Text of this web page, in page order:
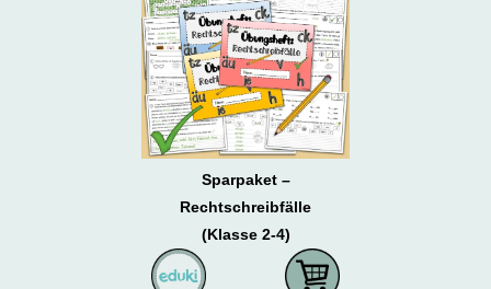
Sparpaket –
Rechtschreibfälle
(Klasse 2-4)